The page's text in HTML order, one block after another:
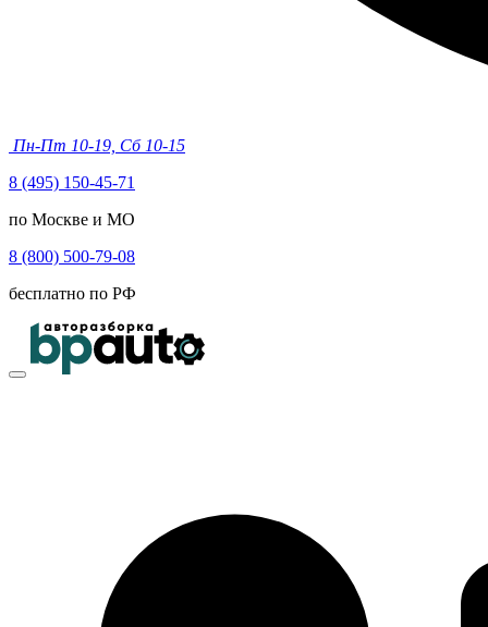
Пн-Пт 10-19, Сб 10-15
8 (495) 150-45-71
по Москве и МО
8 (800) 500-79-08
бесплатно по РФ